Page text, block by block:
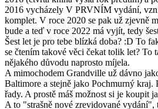
2016 vycházely V PRVNÍM vydání,
komplet. V roce 2020 se pak už zjevně
bude a teď v roce 2022 má vyjít, tedy
Šest let je pro tebe blízká doba? :D To
se čtením takové věci čekat tolik let? To
nějakého důvodu naprosto míjela.
A mimochodem Grandville už dávno
Baltimore a stejně jako Pochmurný kraj.
řady. A prostě máš možnost si je koupit
A to "strašně nové zrevidované vydání",